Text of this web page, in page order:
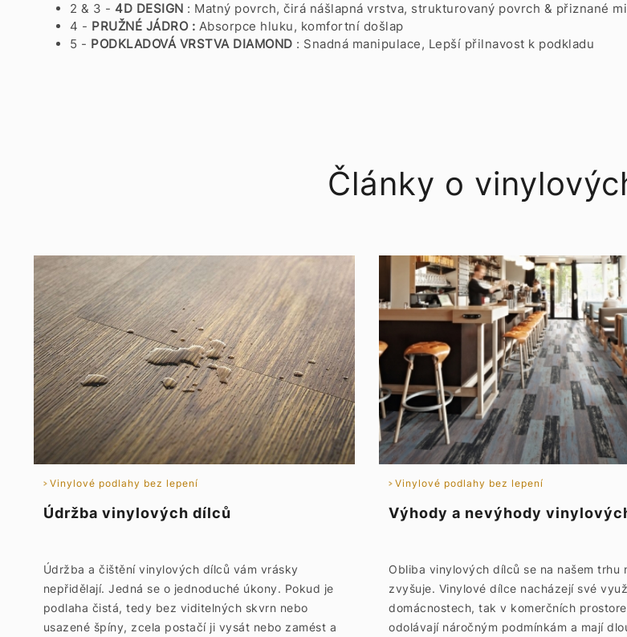
2 & 3 - 4D DESIGN : Matný povrch, čirá nášlapná vrstva, strukturovaný povrch & přiznané
4 - PRUŽNÉ JÁDRO : Absorpce hluku, komfortní došlap
5 - PODKLADOVÁ VRSTVA DIAMOND : Snadná manipulace, Lepší přilnavost k podkladu
Články o
Vinylové podlahy bez lepení
Údržba vinylových dílců
Údržba a čištění vinylových dílců vám vrásky
nepřidělají. Jedná se o jednoduché úkony. Pokud je
podlaha čistá, tedy bez viditelných skvrn nebo
usazené špíny, zcela postačí ji vysát nebo zamést a
Vinylové podlahy bez lepení
Výhody a nevýhody
Obliba vinylových dílců se na našem trhu
zvyšuje. Vinylové dílce nacházejí své
domácnostech, tak v komerčních
odolávají náročným podmínkám a mají